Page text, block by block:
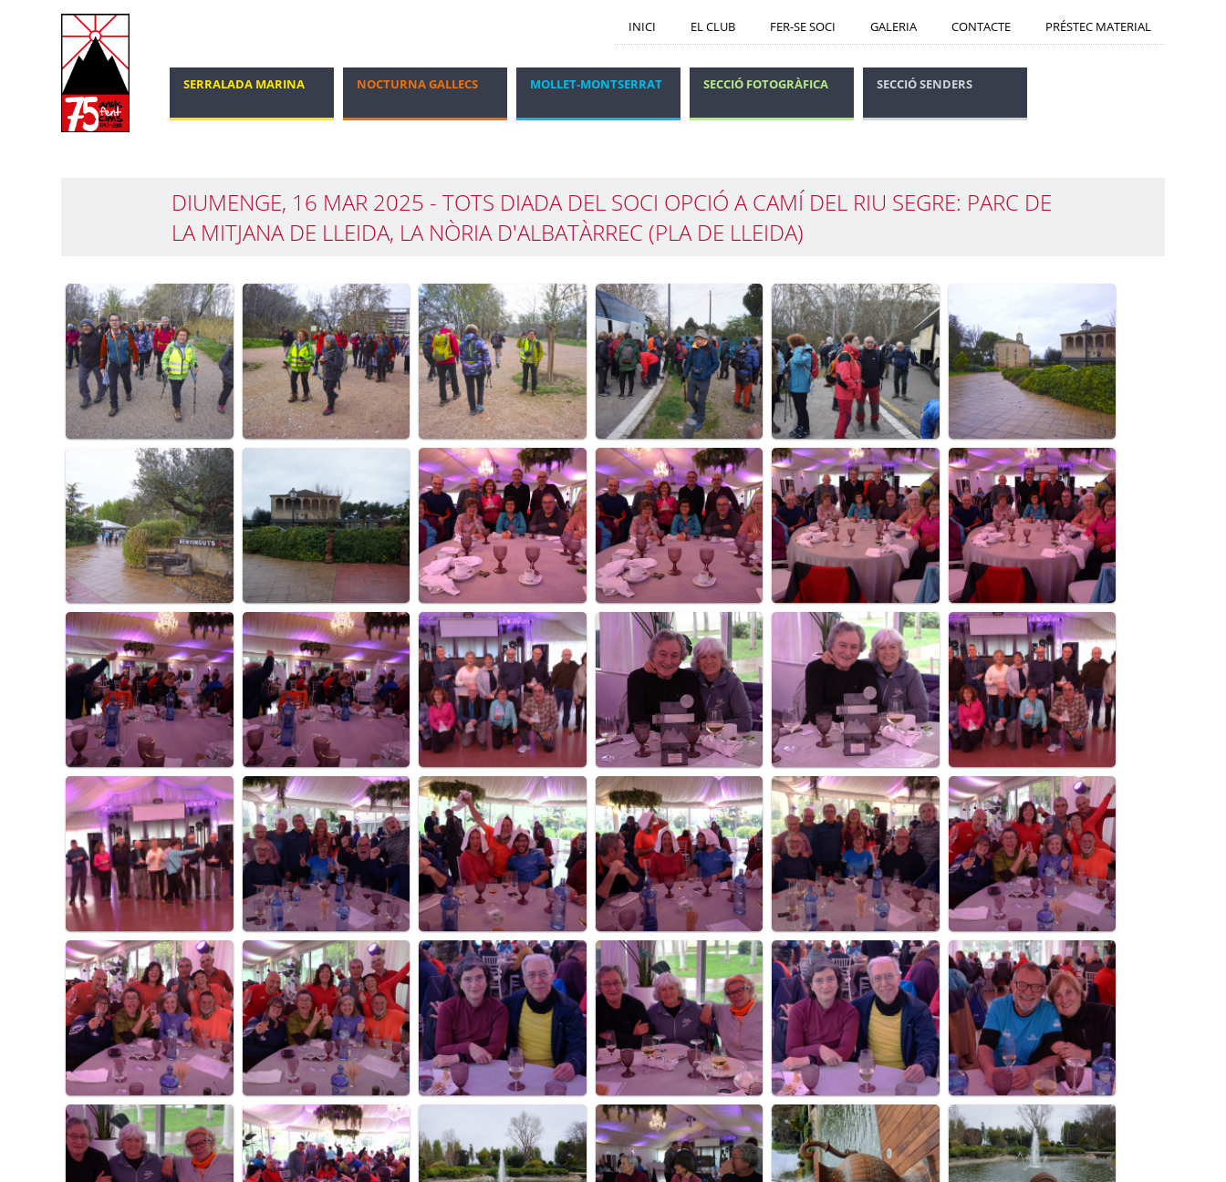
INICI EL CLUB FER-SE SOCI GALERIA CONTACTE PRÉSTEC MATERIAL
SERRALADA MARINA NOCTURNA GALLECS MOLLET-MONTSERRAT SECCIÓ FOTOGRÀFICA SECCIÓ SENDERS
DIUMENGE, 16 MAR 2025 - TOTS DIADA DEL SOCI OPCIÓ A CAMÍ DEL RIU SEGRE: PARC DE
LA MITJANA DE LLEIDA, LA NÒRIA D'ALBATÀRREC (PLA DE LLEIDA)